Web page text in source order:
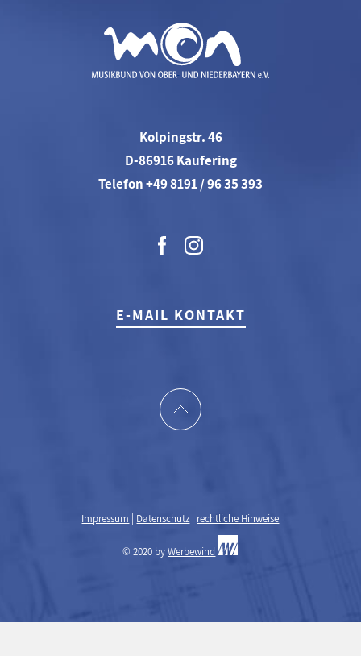
Kolpingstr. 46
D-86916 Kaufering
Telefon +49 8191 / 96 35 393
E-MAIL KONTAKT
Impressum Datenschutz rechtliche Hinweise
© 2020 byWerbewind